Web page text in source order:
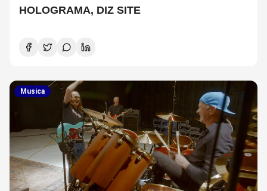
HOLOGRAMA, DIZ SITE
Musica